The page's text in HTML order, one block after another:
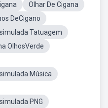
Olhar De Cigana
DeCigano
Tatuagem
OlhosVerde
Música
PNG